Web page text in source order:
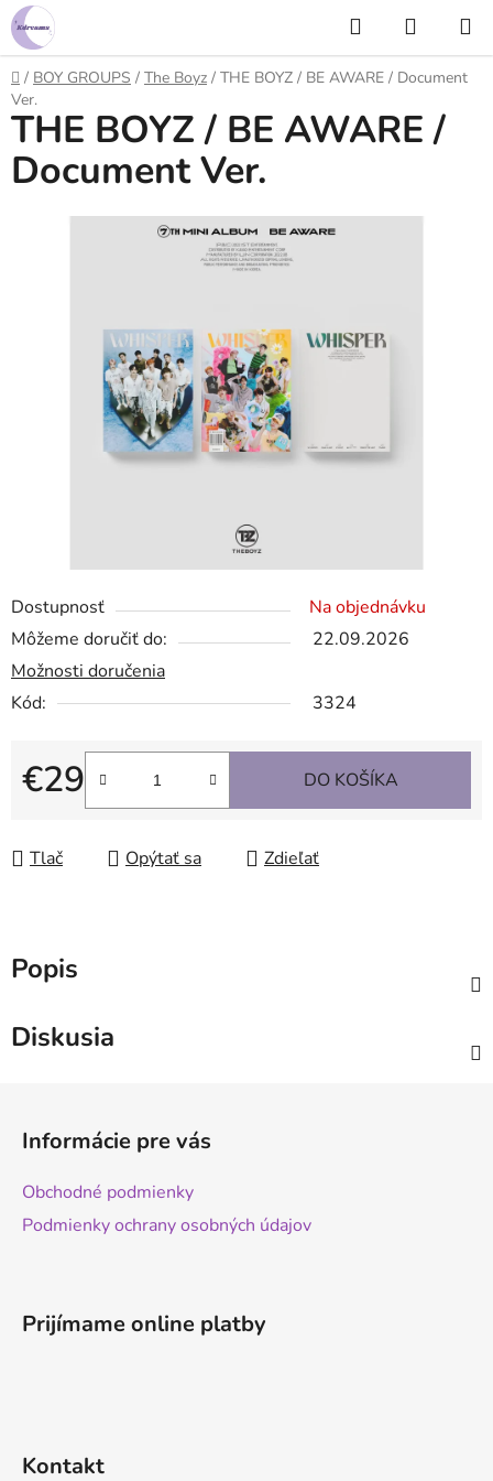
Prejsť
na
obsah
Hľadať
KOŠÍK
Domov
/ BOY GROUPS / The Boyz / THE BOYZ / BE AWARE / Document
Ver.
Dostupnosť
Na objednávku
Môžeme doručiť do:
22.09.2026
Možnosti doručenia
Kód:
3324
€29
Jednotková cena:
DO KOŠÍKA
Tlač Opýtať sa Zdieľať
THE BOYZ / BE AWARE /
Document Ver.
Popis
Diskusia
Informácie pre vás
Obchodné podmienky
Podmienky ochrany osobných údajov
Prijímame online platby
Kontakt